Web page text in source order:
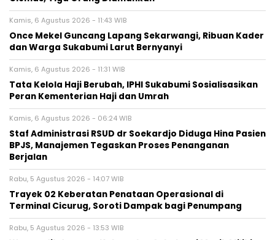
Kamis, 6 Agustus 2026 - 11:43 WIB
Once Mekel Guncang Lapang Sekarwangi, Ribuan Kader
dan Warga Sukabumi Larut Bernyanyi
Kamis, 6 Agustus 2026 - 11:31 WIB
Tata Kelola Haji Berubah, IPHI Sukabumi Sosialisasikan
Peran Kementerian Haji dan Umrah
Kamis, 6 Agustus 2026 - 06:24 WIB
Staf Administrasi RSUD dr Soekardjo Diduga Hina Pasien
BPJS, Manajemen Tegaskan Proses Penanganan
Berjalan
Rabu, 5 Agustus 2026 - 14:07 WIB
‎Trayek 02 Keberatan Penataan Operasional di
Terminal Cicurug, Soroti Dampak bagi Penumpang
Rabu, 5 Agustus 2026 - 13:53 WIB